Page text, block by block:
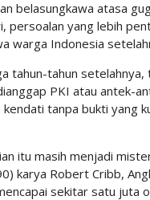
belasungkawa atasa
persoalan yang lebih
warga Indonesia
tahun-tahun
PKI atau antek-
tanpa bukti yang
itu masih menjadi
karya Robert Cribb,
sekitar satu juta